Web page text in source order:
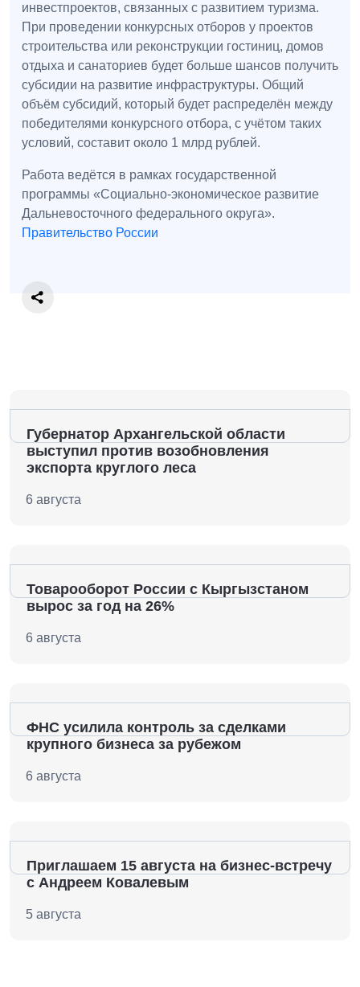
инвестпроектов, связанных с развитием туризма.
При проведении конкурсных отборов у проектов
строительства или реконструкции гостиниц, домов
отдыха и санаториев будет больше шансов получить
субсидии на развитие инфраструктуры. Общий
объём субсидий, который будет распределён между
победителями конкурсного отбора, с учётом таких
условий, составит около 1 млрд рублей.
Работа ведётся в рамках государственной
программы «Социально-экономическое развитие
Дальневосточного федерального округа».
Правительство России
Губернатор Архангельской области
выступил против возобновления
экспорта круглого леса
6 августа
Товарооборот России с Кыргызстаном
вырос за год на 26%
6 августа
ФНС усилила контроль за сделками
крупного бизнеса за рубежом
6 августа
Приглашаем 15 августа на бизнес-встречу
с Андреем Ковалевым
5 августа